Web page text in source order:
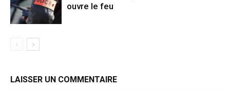
ouvre le feu
LAISSER UN COMMENTAIRE